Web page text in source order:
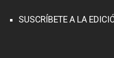
SUSCRÍBETE A LA